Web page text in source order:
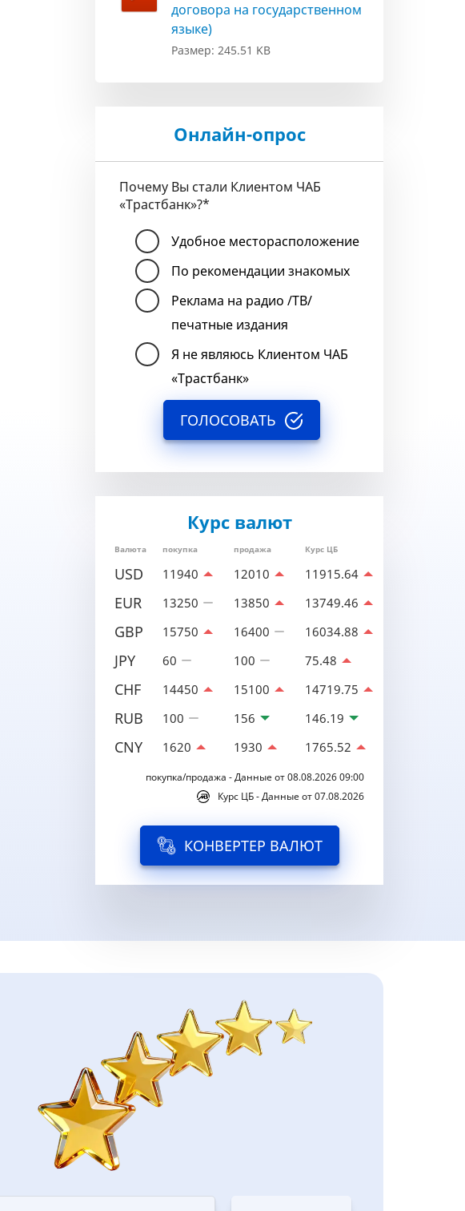
договора на государственном
языке)
Размер: 245.51 KB
Онлайн-опрос
Почему Вы стали Клиентом ЧАБ
«Трастбанк»?*
Удобное месторасположение
По рекомендации знакомых
Реклама на радио /ТВ/
печатные издания
Я не являюсь Клиентом ЧАБ
«Трастбанк»
ГОЛОСОВАТЬ
Курс валют
Валюта покупка продажа Курс ЦБ
USD 11940 12010 11915.64
EUR 13250 13850 13749.46
GBP 15750 16400 16034.88
JPY 60 100 75.48
CHF 14450 15100 14719.75
RUB 100 156 146.19
CNY 1620 1930 1765.52
покупка/продажа - Данные от 08.08.2026 09:00
Курс ЦБ - Данные от 07.08.2026
КОНВЕРТЕР ВАЛЮТ